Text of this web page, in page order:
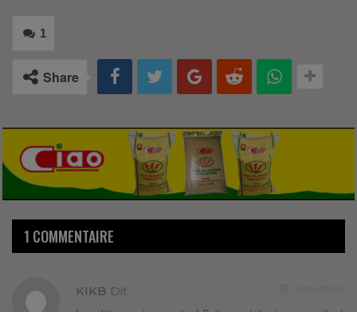
1
Share
1 COMMENTAIRE
KIKB Dit